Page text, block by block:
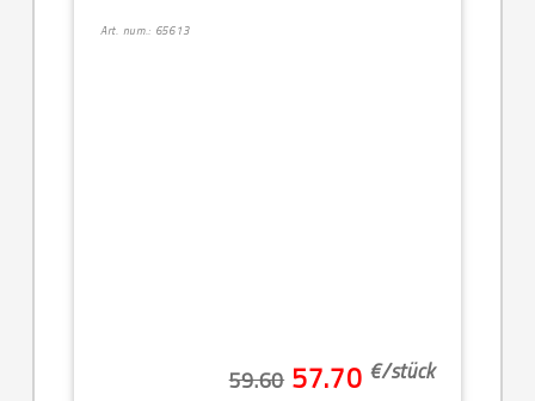
Art. num.: 65613
59.60 57.70 €/stück